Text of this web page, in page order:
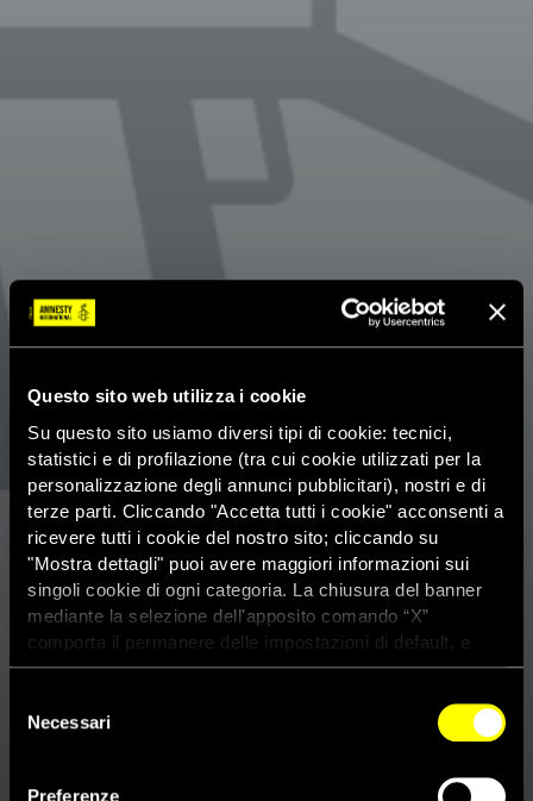
Questo sito web utilizza i cookie
Su questo sito usiamo diversi tipi di cookie: tecnici,
statistici e di profilazione (tra cui cookie utilizzati per la
personalizzazione degli annunci pubblicitari), nostri e di
terze parti. Cliccando "Accetta tutti i cookie" acconsenti a
ricevere tutti i cookie del nostro sito; cliccando su
"Mostra dettagli" puoi avere maggiori informazioni sui
singoli cookie di ogni categoria. La chiusura del banner
mediante la selezione dell'apposito comando “X”
comporta il permanere delle impostazioni di default, e
dunque la continuazione della navigazione con i cookie
dei cookie attivi sul sito clicca
delNecessari
Preferenze